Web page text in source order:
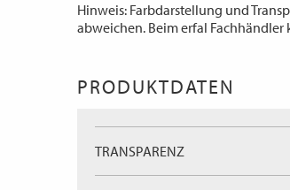
Hinweis: Farbdarstellung und
abweichen. Beim erfal
PRODUKTDATEN
TRANSPARENZ